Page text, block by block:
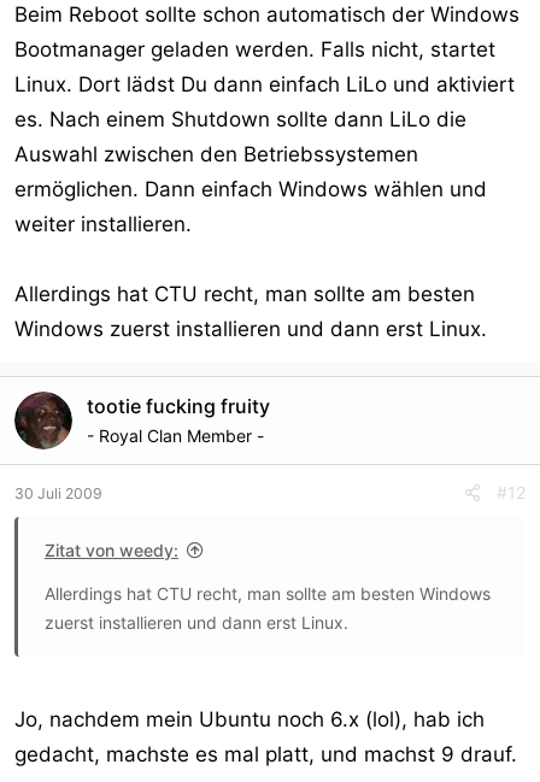
Beim Reboot sollte schon automatisch der Windows
Bootmanager geladen werden. Falls nicht, startet
Linux. Dort lädst Du dann einfach LiLo und aktiviert
es. Nach einem Shutdown sollte dann LiLo die
Auswahl zwischen den Betriebssystemen
ermöglichen. Dann einfach Windows wählen und
weiter installieren.
Allerdings hat CTU recht, man sollte am besten
Windows zuerst installieren und dann erst Linux.
tootie fucking fruity
- Royal Clan Member -
30 Juli 2009 #12
Zitat von weedy:
Allerdings hat CTU recht, man sollte am besten Windows
zuerst installieren und dann erst Linux.
Jo, nachdem mein Ubuntu noch 6.x (lol), hab ich
gedacht, machste es mal platt, und machst 9 drauf.